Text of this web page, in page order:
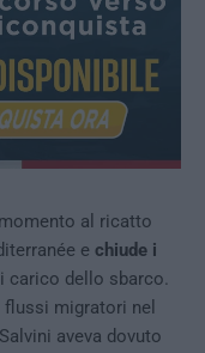
al ricatto
e chiude i
carico dello sbarco.
flussi migratori nel
aveva dovuto